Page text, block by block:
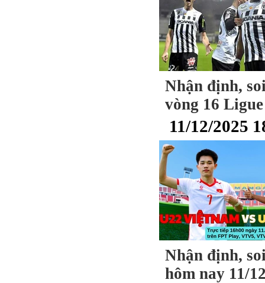
Nhận định,
vòng 16
11/12/2025
Nhận định,
hôm nay 11/